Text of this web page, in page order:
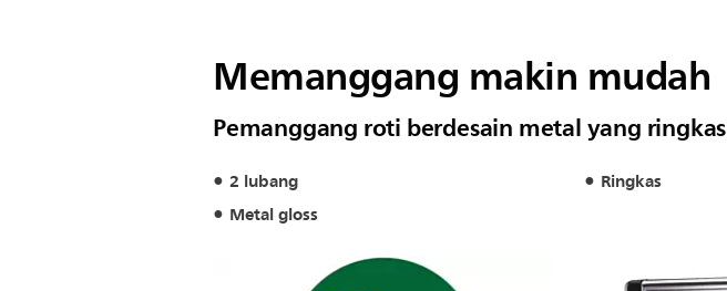
Memanggang makin mudah
Pemanggang roti berdesain metal yang ringkas
2 lubang
Ringkas
Metal gloss